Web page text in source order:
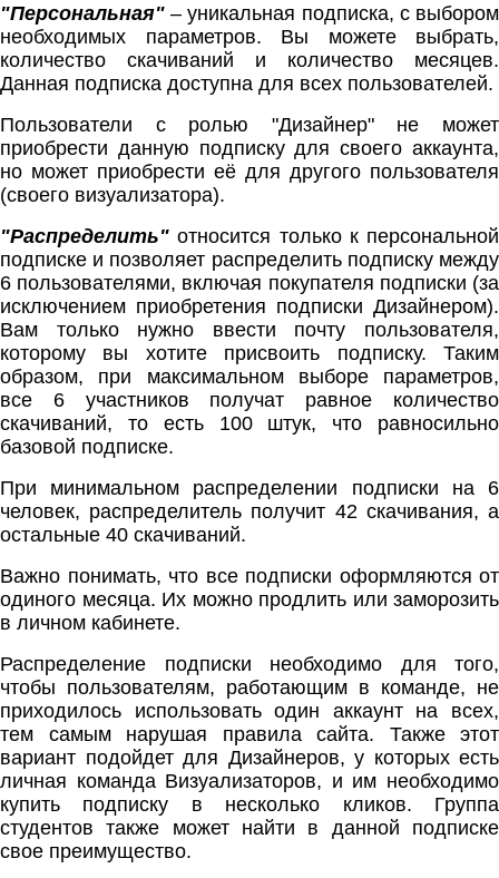
"Персональная" – уникальная подписка, с выбором
необходимых параметров. Вы можете выбрать,
количество скачиваний и количество месяцев.
Данная подписка доступна для всех пользователей.
Пользователи с ролью "Дизайнер" не может
приобрести данную подписку для своего аккаунта,
но может приобрести её для другого пользователя
(своего визуализатора).
"Распределить" относится только к персональной
подписке и позволяет распределить подписку между
6 пользователями, включая покупателя подписки (за
исключением приобретения подписки Дизайнером).
Вам только нужно ввести почту пользователя,
которому вы хотите присвоить подписку. Таким
образом, при максимальном выборе параметров,
все 6 участников получат равное количество
скачиваний, то есть 100 штук, что равносильно
базовой подписке.
При минимальном распределении подписки на 6
человек, распределитель получит 42 скачивания, а
остальные 40 скачиваний.
Важно понимать, что все подписки оформляются от
одиного месяца. Их можно продлить или заморозить
в личном кабинете.
Распределение подписки необходимо для того,
чтобы пользователям, работающим в команде, не
приходилось использовать один аккаунт на всех,
тем самым нарушая правила сайта. Также этот
вариант подойдет для Дизайнеров, у которых есть
личная команда Визуализаторов, и им необходимо
купить подписку в несколько кликов. Группа
студентов также может найти в данной подписке
свое преимущество.